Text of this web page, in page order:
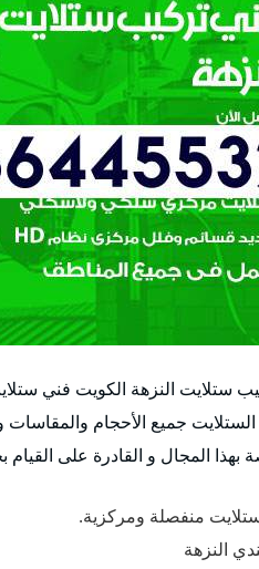
ستلايت النزهة الكويت فني
جميع الأحجام
بهذا المجال و القادرة على القيام
منفصلة ومركزية.
النزهة